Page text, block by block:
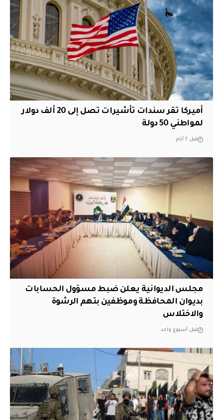
أميركا تقر سندات تأشيرات تصل إلى 20 ألف دولار
لمواطني 50 دولة
قبل 7 أيام
مجلس الديوانية يعلن ضبط مسؤول الحسابات
بديوان المحافظة وموظفين بتهم الرشوة
والاختلاس
قبل أسبوع واحد